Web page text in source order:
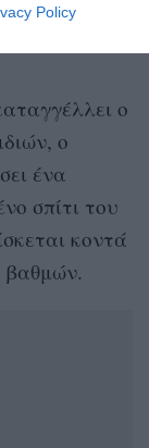
Policy
ή σε
ο
ο
ένα
σπίτι του
κοντά
βαθμών.